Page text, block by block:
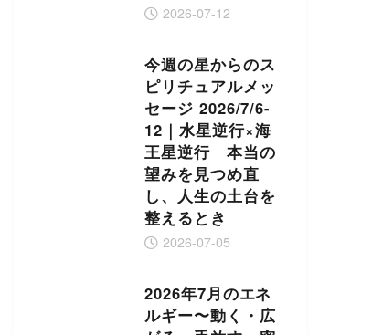
2026-07-12
今週の星からのス
ピリチュアルメッ
セージ 2026/7/6-
12｜水星逆行×海
王星逆行 本当の
望みを見つめ直
し、人生の土台を
整えるとき
2026-07-05
2026年7月のエネ
ルギー〜動く・広